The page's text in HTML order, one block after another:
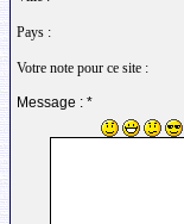
Pays :
Votre note pour ce site :
Message : *